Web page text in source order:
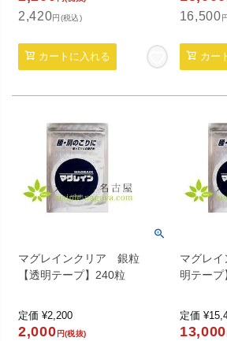
2,420円(税込)
カートに入れる
16,500
カー
マグレインクリア 銀粒
【透明テープ】240粒
定価 ¥2,200
2,000 円(税抜)
マグレ
明テー
定価 ¥
13,000